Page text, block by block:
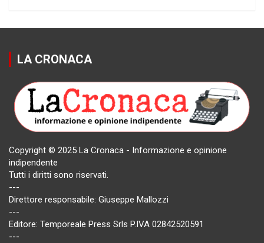
LA CRONACA
Copyright © 2025 La Cronaca - Informazione e opinione
indipendente
Tutti i diritti sono riservati.
---
Direttore responsabile: Giuseppe Mallozzi
---
Editore: Temporeale Press Srls P.IVA 02842520591
---